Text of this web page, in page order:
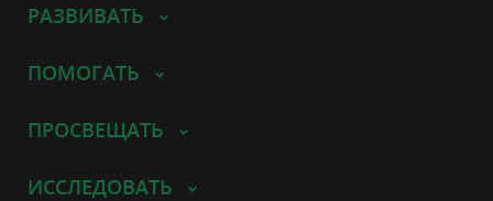
РАЗВИВАТЬ
ПОМОГАТЬ
ПРОСВЕЩАТЬ
ИССЛЕДОВАТЬ